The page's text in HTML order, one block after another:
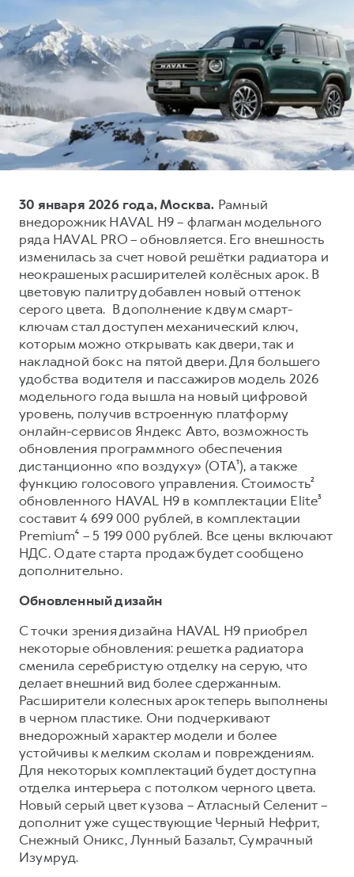
H7
от 3 799 000 ₽
H9
от 4 799 000 ₽
Тест-драйв
Трейд-ин
КРЕДИТ И СТРАХОВАНИЕ
Кредитный калькулятор
Страхование
КОРПОРАТИВНЫМ КЛИЕНТАМ
Для малого бизнеса
Корпоративным клиентам
Крупным корпоративным клиентам
Система управления автопарком
Сервис для корпоративных клиентов
HAVAL Лизинг
АКСЕССУАРЫ HAVAL
Автомобильные аксессуары
Коллекция PRO
Коллекция Базовая
Коллекция Детская
СЕРВИСНОЕ ОБСЛУЖИВАНИЕ
Нулевое ТО
Программа «Помощь на дороге»
Регламенты технического обслуживания
Электронный ПТС
GWM Безопасность
Гарантия HAVAL
Мобильное приложение GWM
Программа «HAVAL Защита+»
Руководства по эксплуатации
Подписки
АКСЕССУАРЫ HAVAL
Автомобильные аксессуары
Коллекция PRO
Коллекция Базовая
Коллекция Детская
О дилере
Наша команда
Контакты
30 января 2026 года, Москва. Рамный
внедорожник HAVAL H9 – флагман модельного
ряда HAVAL PRO – обновляется. Его внешность
изменилась за счет новой решётки радиатора и
неокрашеных расширителей колёсных арок. В
цветовую палитру добавлен новый оттенок
серого цвета. В дополнение к двум смарт-
ключам стал доступен механический ключ,
которым можно открывать как двери, так и
накладной бокс на пятой двери. Для большего
удобства водителя и пассажиров модель 2026
модельного года вышла на новый цифровой
уровень, получив встроенную платформу
онлайн-сервисов Яндекс Авто, возможность
обновления программного обеспечения
дистанционно «по воздуху» (OTA¹), а также
функцию голосового управления. Стоимость²
обновленного HAVAL H9 в комплектации Elite³
составит 4 699 000 рублей, в комплектации
Premium⁴ – 5 199 000 рублей. Все цены включают
НДС. О дате старта продаж будет сообщено
дополнительно.
Обновленный дизайн
С точки зрения дизайна HAVAL H9 приобрел
некоторые обновления: решетка радиатора
сменила серебристую отделку на серую, что
делает внешний вид более сдержанным.
Расширители колесных арок теперь выполнены
в черном пластике. Они подчеркивают
внедорожный характер модели и более
устойчивы к мелким сколам и повреждениям.
Для некоторых комплектаций будет доступна
отделка интерьера с потолком черного цвета.
Новый серый цвет кузова – Атласный Селенит –
дополнит уже существующие Черный Нефрит,
Снежный Оникс, Лунный Базальт, Сумрачный
Изумруд.